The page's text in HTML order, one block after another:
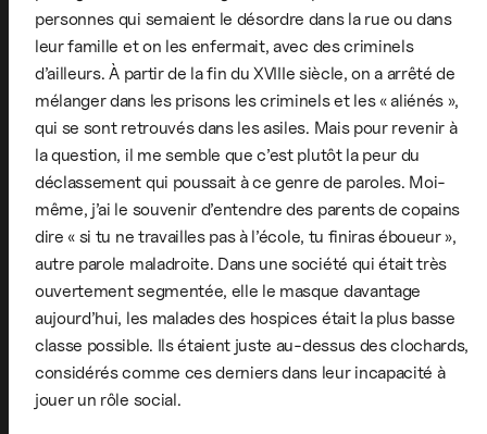
personnes qui semaient le désordre dans la rue ou dans
leur famille et on les enfermait, avec des criminels
d’ailleurs. À partir de la fin du XVIIIe siècle, on a arrêté de
mélanger dans les prisons les criminels et les « aliénés »,
qui se sont retrouvés dans les asiles. Mais pour revenir à
la question, il me semble que c’est plutôt la peur du
déclassement qui poussait à ce genre de paroles. Moi-
même, j’ai le souvenir d’entendre des parents de copains
dire « si tu ne travailles pas à l’école, tu finiras éboueur »,
autre parole maladroite. Dans une société qui était très
ouvertement segmentée, elle le masque davantage
aujourd’hui, les malades des hospices était la plus basse
classe possible. Ils étaient juste au-dessus des clochards,
considérés comme ces derniers dans leur incapacité à
jouer un rôle social.